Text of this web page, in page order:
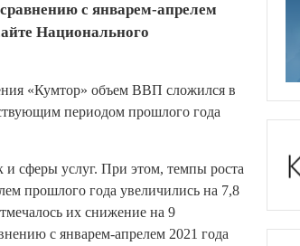
с январем-апрелем
Национального
«Кумтор» объем ВВП сложился в
периодом прошлого года
и сферы услуг. При этом, темпы роста
прошлого года увеличились на 7,8
их снижение на 9
с январем-апрелем 2021 года